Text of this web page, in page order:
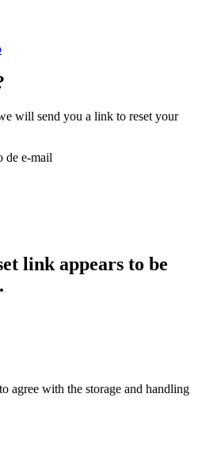
will send you a link to reset your
de e-mail
link appears to be
agree with the storage and handling